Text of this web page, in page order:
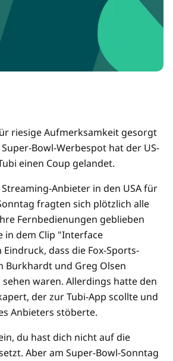
riesige Aufmerksamkeit gesorgt
Bowl-Werbespot hat der US-
einen Coup gelandet.
Anbieter in den USA für
fragten sich plötzlich alle
Fernbedienungen geblieben
in dem Clip "Interface
dass die Fox-Sports-
Burkhardt und Greg Olsen
waren. Allerdings hatte den
der zur Tubi-App scollte und
Anbieters stöberte.
du hast dich nicht auf die
Aber am Super-Bowl-Sonntag